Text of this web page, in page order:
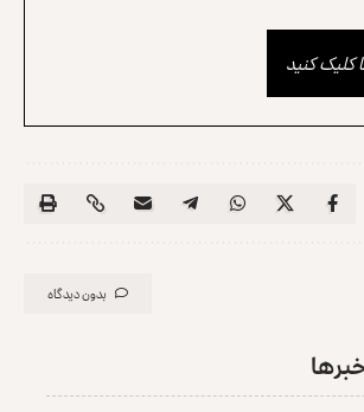
کلیک کنید
بدون دیدگاه